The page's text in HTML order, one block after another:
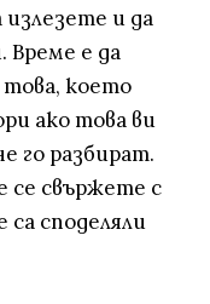
излезете и да
Време е да
това, което
ако това ви
го разбират.
се свържете с
споделяли